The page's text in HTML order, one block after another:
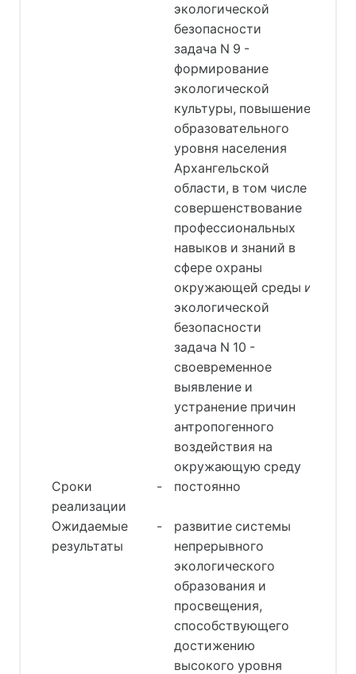
экологической
безопасности
задача N 9 -
формирование
экологической
культуры, повышение
образовательного
уровня населения
Архангельской
области, в том числе
совершенствование
профессиональных
навыков и знаний в
сфере охраны
окружающей среды и
экологической
безопасности
задача N 10 -
своевременное
выявление и
устранение причин
антропогенного
воздействия на
окружающую среду
Сроки
реализации
- постоянно
Ожидаемые
результаты
-
развитие системы
непрерывного
экологического
образования и
просвещения,
способствующего
достижению
высокого уровня